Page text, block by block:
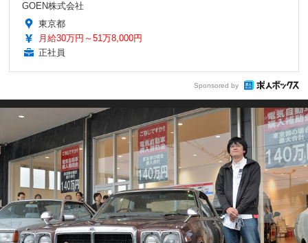
GOEN株式会社
東京都
月給30万円～51万8,000円
正社員
Sponsored by